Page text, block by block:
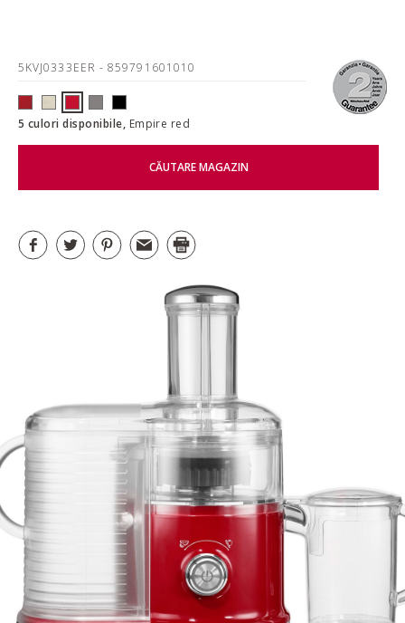
5KVJ0333EER - 859791601010
5 culori disponibile, Empire red
CĂUTARE MAGAZIN